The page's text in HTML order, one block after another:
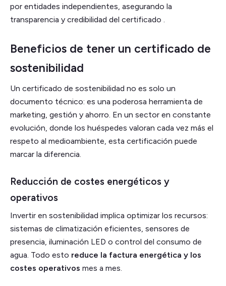
por entidades independientes, asegurando la
transparencia y credibilidad del certificado .
Beneficios de tener un certificado de
sostenibilidad
Un certificado de sostenibilidad no es solo un
documento técnico: es una poderosa herramienta de
marketing, gestión y ahorro. En un sector en constante
evolución, donde los huéspedes valoran cada vez más el
respeto al medioambiente, esta certificación puede
marcar la diferencia.
Reducción de costes energéticos y
operativos
Invertir en sostenibilidad implica optimizar los recursos:
sistemas de climatización eficientes, sensores de
presencia, iluminación LED o control del consumo de
agua. Todo esto reduce la factura energética y los
costes operativos mes a mes.